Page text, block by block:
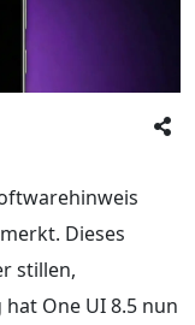
Dieses
stillen,
One UI 8.5 nun